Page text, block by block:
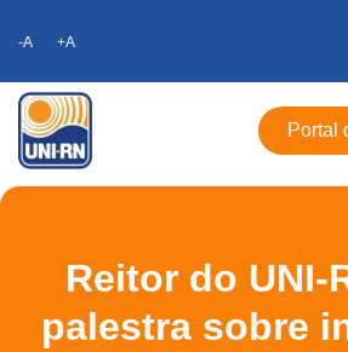
-A +A
Portal
Reitor do UNI-
palestra sobre